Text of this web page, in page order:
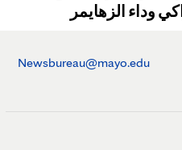
وداء الزهايمر
Newsbureau@mayo.edu